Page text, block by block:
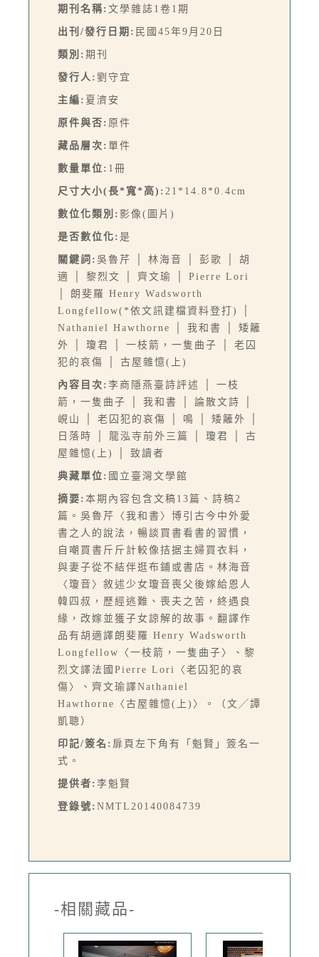
期刊名稱: 文學雜誌1卷1期
出刊/發行日期: 民國45年9月20日
類別: 期刊
發行人: 劉守宜
主編: 夏濟安
原件與否: 原件
藏品層次: 單件
數量單位: 1冊
尺寸大小(長*寬*高): 21*14.8*0.4cm
數位化類別: 影像(圖片)
是否數位化: 是
關鍵詞: 吳魯芹 │ 林海音 │ 彭歌 │ 胡
適 │ 黎烈文 │ 齊文瑜 │ Pierre Lori
│ 朗斐羅 Henry Wadsworth
Longfellow(*依文訊建檔資料登打) │
Nathaniel Hawthorne │ 我和書 │ 矮籬
外 │ 瓊君 │ 一枝箭，一隻曲子 │ 老囚
犯的哀傷 │ 古屋雜憶(上)
內容目次: 李商隱燕臺詩評述 │ 一枝
箭，一隻曲子 │ 我和書 │ 論散文詩 │
峴山 │ 老囚犯的哀傷 │ 鳴 │ 矮籬外 │
日落時 │ 龍泓寺前外三篇 │ 瓊君 │ 古
屋雜憶(上) │ 致讀者
典藏單位: 國立臺灣文學館
摘要: 本期內容包含文稿13篇、詩稿2
篇。吳魯芹〈我和書〉博引古今中外愛
書之人的說法，暢談買書看書的習慣，
自嘲買書斤斤計較像拮据主婦買衣料，
與妻子從不結伴逛布鋪或書店。林海音
〈瓊音〉敘述少女瓊音喪父後嫁給恩人
韓四叔，歷經逃難、喪夫之苦，終遇良
緣，改嫁並獲子女諒解的故事。翻譯作
品有胡適譯朗斐羅 Henry Wadsworth
Longfellow〈一枝箭，一隻曲子〉、黎
烈文譯法國Pierre Lori〈老囚犯的哀
傷〉、齊文瑜譯Nathaniel
Hawthorne〈古屋雜憶(上)〉。（文╱譚
凱聰）
印記/簽名: 扉頁左下角有「魁賢」簽名一
式。
提供者: 李魁賢
登錄號: NMTL20140084739
-相關藏品-